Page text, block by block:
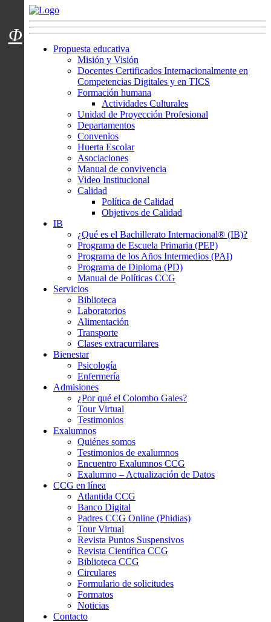
Menú usuarios
Propuesta educativa
Misión y Visión
Docentes Certificados Internacionalmente en
Competencias Digitales y en TICS
Formación humana
Actividades Culturales
Unidad de Proyección Profesional
Departamentos
Convenios
Huerta Escolar
Asociaciones
Manual de convivencia
Video Institucional
Calidad
Política de Calidad
Objetivos de Calidad
IB
¿Qué es el Bachillerato Internacional® (IB)?
Programa de Escuela Primaria (PEP)
Programa de los Años Intermedios (PAI)
Programa de Diploma (PD)
Manual de Políticas CCG
Servicios
Biblioteca
Laboratorios
Alimentación
Transporte
Clases extracurrilares
Bienestar
Psicología
Enfermería
Admisiones
¿Por qué el Colombo Gales?
Tour Virtual
Testimonios
Exalumnos
Quiénes somos
Testimonios de exalumnos
Encuentro Exalumnos CCG
Exalumno – Actualización de Datos
CCG en línea
Atlantida CCG
Banco Digital
Padres CCG Online (Phidias)
Tour Virtual
Revista Puntos Suspensivos
Revista Científica CCG
Biblioteca CCG
Circulares
Formulario de solicitudes
Formatos
Noticias
Contacto
Φ